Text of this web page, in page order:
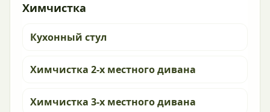
Химчистка
Кухонный стул
Химчистка 2-х местного дивана
Химчистка 3-х местного дивана